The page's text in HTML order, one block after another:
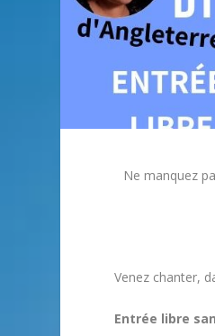
Ne manquez
Venez chanter,
Entrée libre